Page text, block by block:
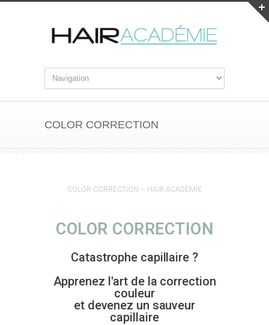
COLOR CORRECTION
COLOR CORRECTION – HAIR ACADEMIE
COLOR CORRECTION
Catastrophe capillaire ?
Apprenez l'art de la correction
couleur
et devenez un sauveur
capillaire